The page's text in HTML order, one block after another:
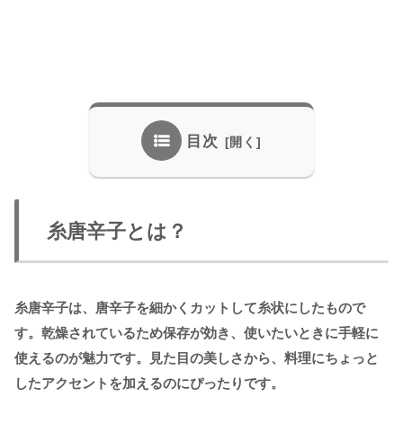
目次
糸唐辛子とは？
糸唐辛子は、唐辛子を細かくカットして糸状にしたもので
す。乾燥されているため保存が効き、使いたいときに手軽に
使えるのが魅力です。見た目の美しさから、料理にちょっと
したアクセントを加えるのにぴったりです。